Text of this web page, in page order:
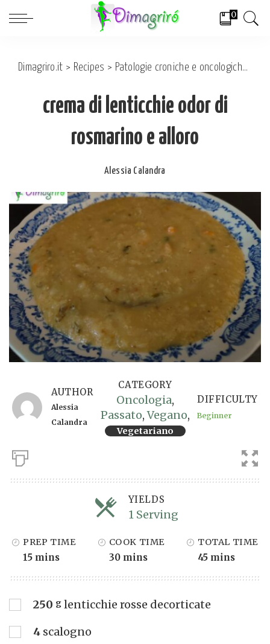
0
Dimagriro.it > Recipes > Patologie croniche e oncologiche
crema di lenticchie odor di
rosmarino e alloro
Posted
Alessia Calandra
AUTHOR
Alessia
Calandra
CATEGORY
Oncologia,
Passato,Vegano,
Vegetariano
DIFFICULTY
Beginner
YIELDS
1 ServingServings
PREP TIME
15 mins
COOK TIME
30 mins
TOTAL TIME
45 mins
250 g lenticchie rosse decorticate
4 scalogno